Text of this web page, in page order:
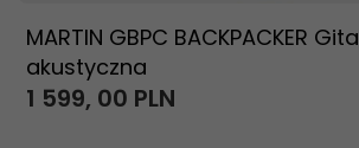
MARTIN GBPC BACKPACKER
akustyczna
1 599, 00 PLN